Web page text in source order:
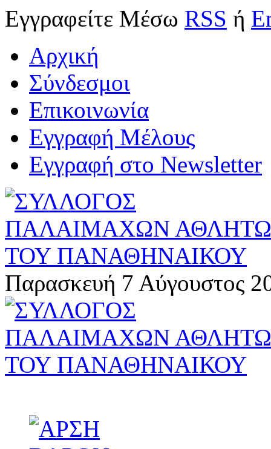
Εγγραφείτε Μέσω RSS ή
Αρχική
Σύνδεσμοι
Επικοινωνία
Εγγραφή Μέλους
Εγγραφή στο Newsletter
Παρασκευή 7 Αύγουστος